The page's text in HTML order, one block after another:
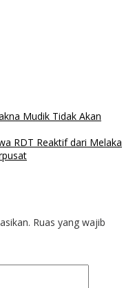
Mudik Tidak Akan
RDT Reaktif dari Melaka
Ruas yang wajib